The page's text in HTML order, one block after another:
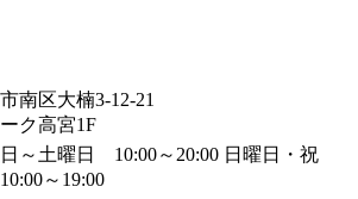
南区大楠3-12-21
ク高宮1F
～土曜日 10:00～20:00 日曜日・祝
～19:00